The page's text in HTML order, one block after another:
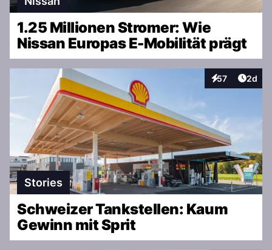
1.25 Millionen Stromer: Wie
Nissan Europas E-Mobilität prägt
57
Interaktionen
2d
Stories
Schweizer Tankstellen: Kaum
Gewinn mit Sprit